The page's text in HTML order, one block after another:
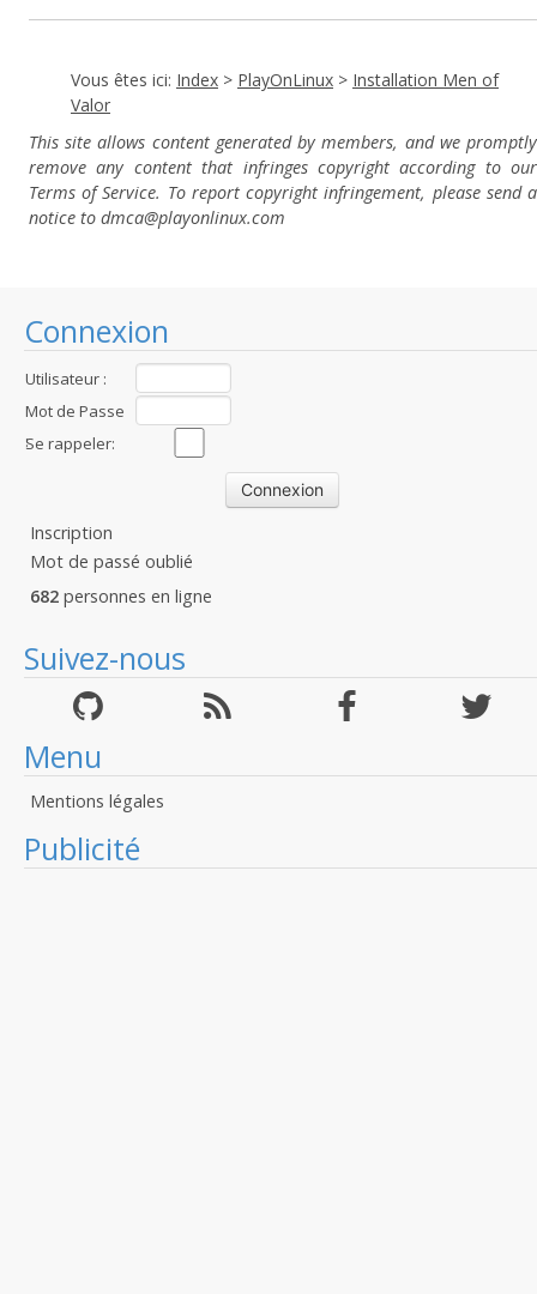
Connexion
Utilisateur :
Mot de Passe
:Se rappeler:
Inscription
Mot de passé oublié
682 personnes en ligne
Suivez-nous
Menu
Mentions légales
Publicité
Vous êtes ici: Index > PlayOnLinux > Installation Men of
Valor
This site allows content generated by members, and we promptly
remove any content that infringes copyright according to our
Terms of Service. To report copyright infringement, please send a
notice to dmca@playonlinux.com